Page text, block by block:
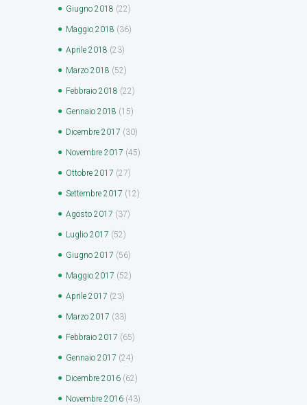
Giugno 2018 (22)
Maggio 2018 (36)
Aprile 2018 (23)
Marzo 2018 (52)
Febbraio 2018 (22)
Gennaio 2018 (15)
Dicembre 2017 (30)
Novembre 2017 (45)
Ottobre 2017 (27)
Settembre 2017 (12)
Agosto 2017 (37)
Luglio 2017 (52)
Giugno 2017 (56)
Maggio 2017 (52)
Aprile 2017 (23)
Marzo 2017 (33)
Febbraio 2017 (65)
Gennaio 2017 (24)
Dicembre 2016 (62)
Novembre 2016 (43)